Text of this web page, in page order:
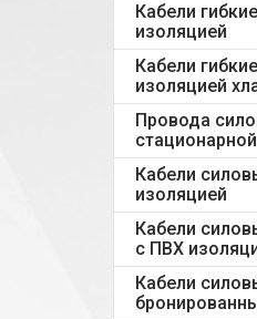
Кабели
изоляцией
Кабели
изоляцией
Провода
Кабели
изоляцией
Кабели
с ПВХ
Кабели